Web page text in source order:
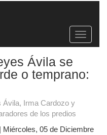
Toggle
Ávila se
o temprano:
Ávila, Irma Cardozo y
de los predios
Miércoles, 05 de Diciembre